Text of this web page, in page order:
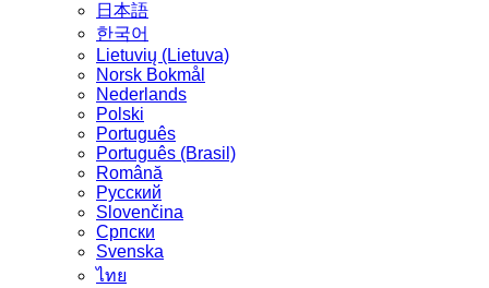
日本語
한국어
Lietuvių (Lietuva)
‪Norsk Bokmål‬
Nederlands
Polski
Português
Português (Brasil)
Română
Русский
Slovenčina
Српски
Svenska
ไทย